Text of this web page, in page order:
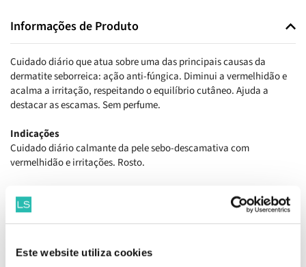
Este website utiliza cookies
Informações de Produto
Cuidado diário que atua sobre uma das principais causas da
dermatite seborreica: ação anti-fúngica. Diminui a vermelhidão e
acalma a irritação, respeitando o equilíbrio cutâneo. Ajuda a
destacar as escamas. Sem perfume.
Indicações
Cuidado diário calmante da pele sebo-descamativa com
vermelhidão e irritações. Rosto.
Aplicar sobre a pele sebo-descamativa previamente limpa com
Sensibio DS+ Gel, 2 vezes ao dia.
Ingredientes